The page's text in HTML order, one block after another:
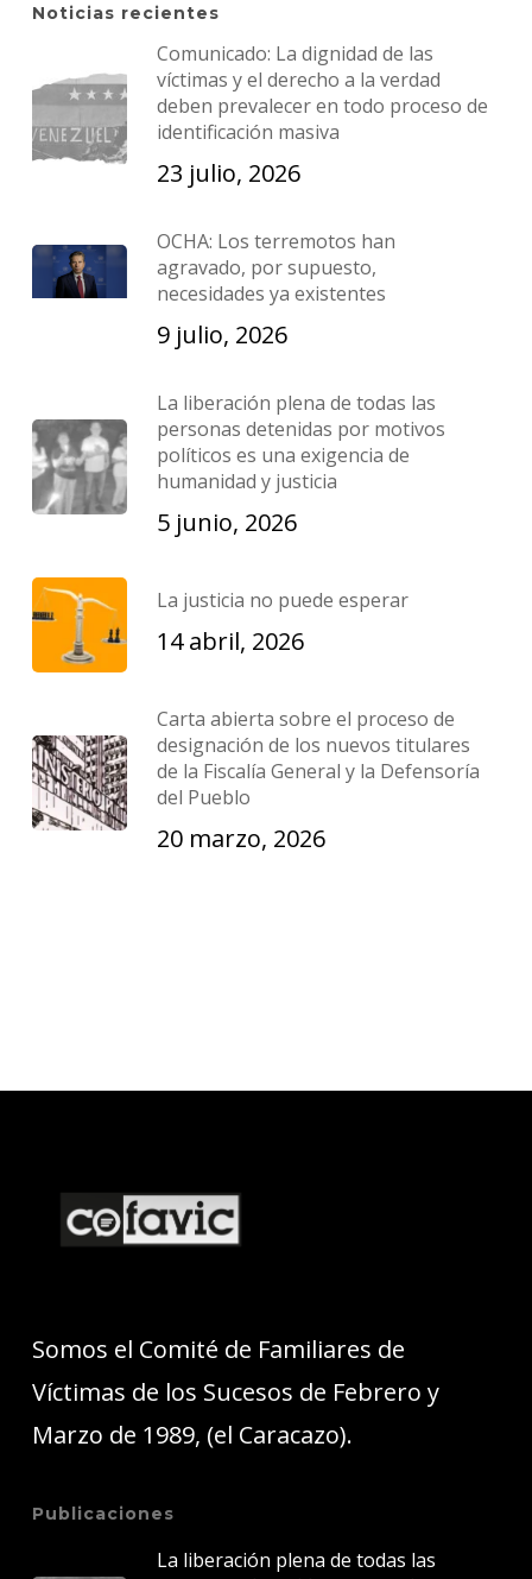
Noticias recientes
Comunicado: La dignidad de las
víctimas y el derecho a la verdad
deben prevalecer en todo proceso de
identificación masiva
23 julio, 2026
OCHA: Los terremotos han
agravado, por supuesto,
necesidades ya existentes
9 julio, 2026
La liberación plena de todas las
personas detenidas por motivos
políticos es una exigencia de
humanidad y justicia
5 junio, 2026
La justicia no puede esperar
14 abril, 2026
Carta abierta sobre el proceso de
designación de los nuevos titulares
de la Fiscalía General y la Defensoría
del Pueblo
20 marzo, 2026
Somos el Comité de Familiares de
Víctimas de los Sucesos de Febrero y
Marzo de 1989, (el Caracazo).
Publicaciones
La liberación plena de todas las